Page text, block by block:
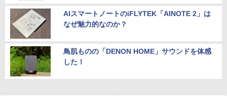
AIスマートノートのiFLYTEK「AINOTE 2」は
なぜ魅力的なのか？
鳥肌ものの「DENON HOME」サウンドを体感
した！